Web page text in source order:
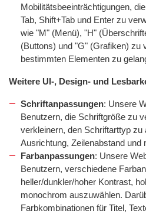
Mobilitätsbeeinträchtigungen,
Tab, Shift+Tab und Enter zu
wie "M" (Menü), "H"
(Buttons) und "G" (Grafiken) zu
bestimmten Elementen zu
Weitere UI-, Design- und
Schriftanpassungen: Unsere
Benutzern, die Schriftgröße zu
verkleinern, den Schriftarttyp zu
Ausrichtung, Zeilenabstand und
Farbanpassungen: Unsere
Benutzern, verschiedene
heller/dunkler/hoher Kontrast,
monochrom auszuwählen.
Farbkombinationen für Titel,